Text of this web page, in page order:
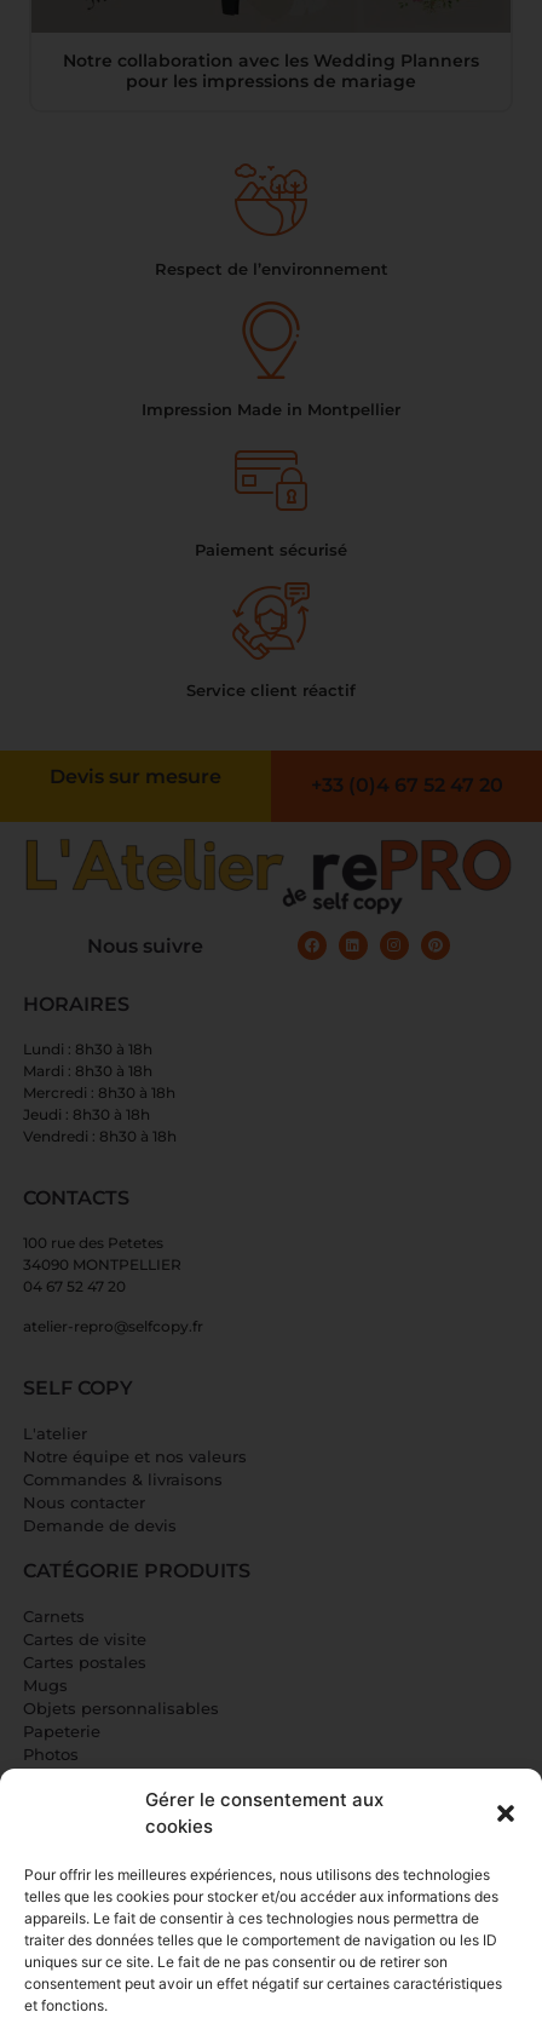
Gérer le consentement aux
cookies
Pour offrir les meilleures expériences, nous utilisons des technologies
telles que les cookies pour stocker et/ou accéder aux informations des
appareils. Le fait de consentir à ces technologies nous permettra de
traiter des données telles que le comportement de navigation ou les ID
uniques sur ce site. Le fait de ne pas consentir ou de retirer son
consentement peut avoir un effet négatif sur certaines caractéristiques
et fonctions.
Notre collaboration avec les Wedding Planners
pour les impressions de mariage
Respect de l’environnement
Impression Made in Montpellier
Paiement sécurisé
Service client réactif
Devis sur mesure +33 (0)4 67 52 47 20
Nous suivre
HORAIRES
Lundi : 8h30 à 18h
Mardi : 8h30 à 18h
Mercredi : 8h30 à 18h
Jeudi : 8h30 à 18h
Vendredi : 8h30 à 18h
CONTACTS
100 rue des Petetes
34090 MONTPELLIER
04 67 52 47 20
atelier-repro@selfcopy.fr
SELF COPY
L'atelier
Notre équipe et nos valeurs
Commandes & livraisons
Nous contacter
Demande de devis
CATÉGORIE PRODUITS
Carnets
Cartes de visite
Cartes postales
Mugs
Objets personnalisables
Papeterie
Photos
NOS SERVICES
Informatique
Idées cadeaux
Impressions reliées
Événements familiaux
Photocopies/impressions
Communication professionnelle